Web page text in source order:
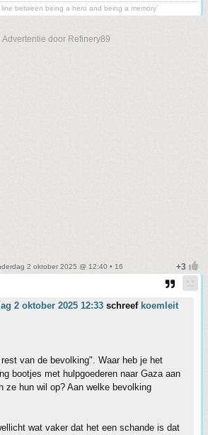
between being a hero and being a memory´
door Refinery89
2 oktober 2025 @ 12:40 • 16
2 oktober 2025 12:33 schreef koemleit
van de bevolking". Waar heb je het
bootjes met hulpgoederen naar Gaza aan
ze hun wil op? Aan welke bevolking
wat vaker dat het een schande is dat